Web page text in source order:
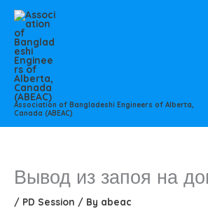
Skip
content
Association of Bangladeshi Engineers of Alberta,
Canada (ABEAC)
Вывод из запоя на
/ PD Session / By abeac